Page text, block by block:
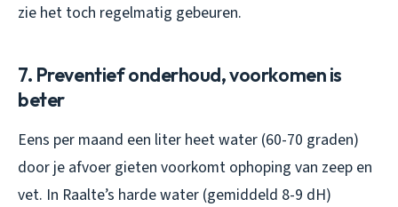
zie het toch regelmatig gebeuren.
7. Preventief onderhoud, voorkomen is
beter
Eens per maand een liter heet water (60-70 graden)
door je afvoer gieten voorkomt ophoping van zeep en
vet. In Raalte’s harde water (gemiddeld 8-9 dH)